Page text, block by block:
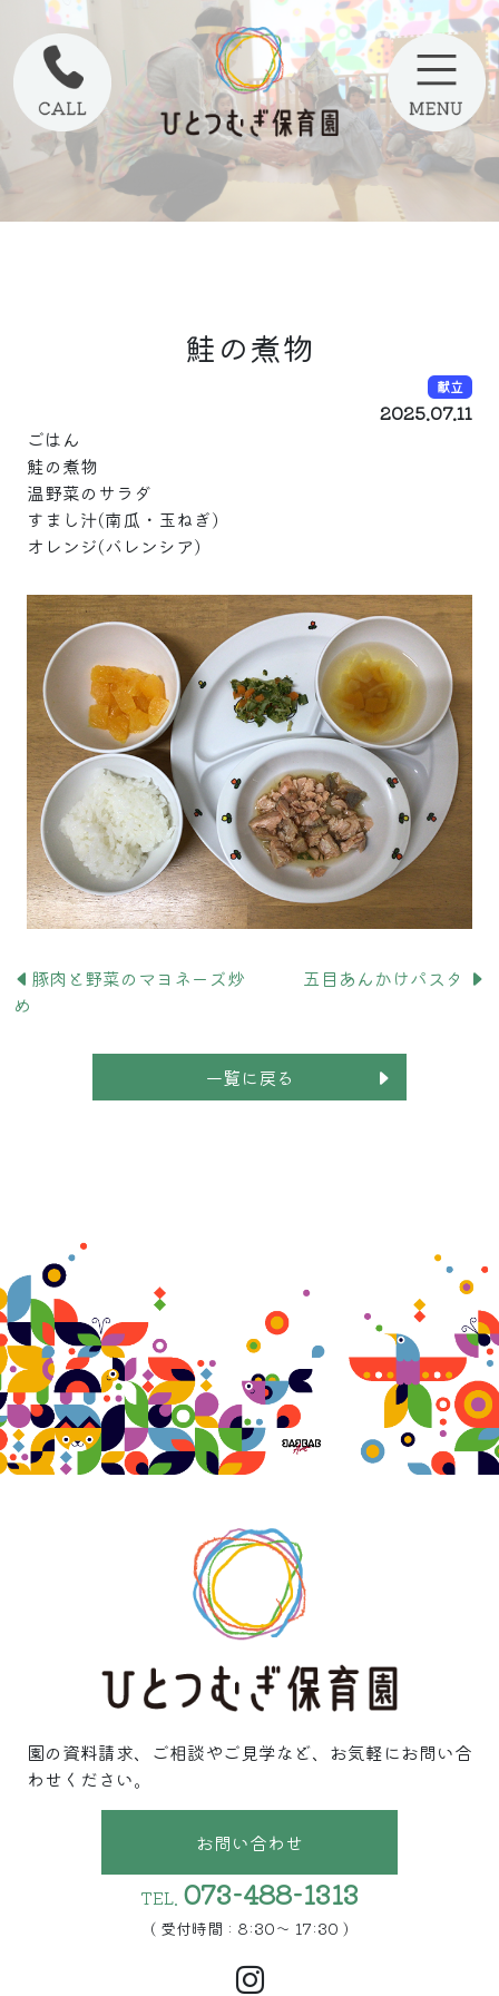
鮭の煮物
献立
2025.07.11
ごはん
鮭の煮物
温野菜のサラダ
すまし汁(南瓜・玉ねぎ)
オレンジ(バレンシア)
豚肉と野菜のマヨネーズ炒
め
五目あんかけパスタ
一覧に戻る
園の資料請求、ご相談やご見学など、お気軽にお問い合
わせください。
お問い合わせ
TEL. 073-488-1313
( 受付時間 : 8:30〜 17:30 )